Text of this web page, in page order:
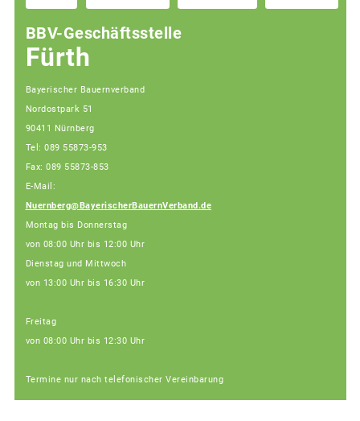
BBV-Geschäftsstelle
Fürth
Bayerischer Bauernverband
Nordostpark 51
90411 Nürnberg
Tel: 089 55873-953
Fax: 089 55873-853
E-Mail:
Nuernberg@BayerischerBauernVerband.de
Montag bis Donnerstag
von 08:00 Uhr bis 12:00 Uhr
Dienstag und Mittwoch
von 13:00 Uhr bis 16:30 Uhr
Freitag
von 08:00 Uhr bis 12:30 Uhr
Termine nur nach telefonischer Vereinbarung